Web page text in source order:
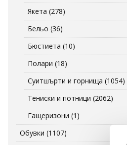
Якета (278)
Бельо (36)
Бюстиета (10)
Полари (18)
Суитшърти и горнища (1054)
Тениски и потници (2062)
Гащеризони (1)
Обувки (1107)